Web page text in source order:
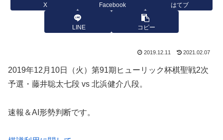
X Facebook はてブ
LINE コピー
2019.12.11 2021.02.07
2019年12月10日（火）第91期ヒューリック杯棋聖戦2次
予選・藤井聡太七段 vs 北浜健介八段。
速報＆AI形勢判断です。